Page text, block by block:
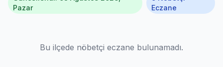
Pazar
Eczane
Bu ilçede nöbetçi eczane bulunamadı.